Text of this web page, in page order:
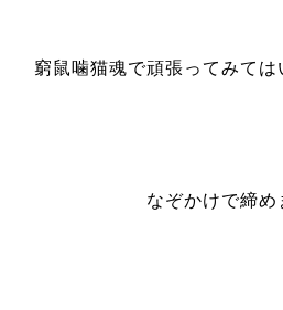
窮鼠噛猫魂で頑張ってみては
なぞかけで締め